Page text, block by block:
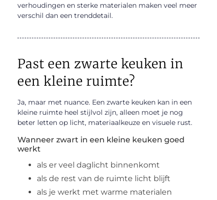
verhoudingen en sterke materialen maken veel meer
verschil dan een trenddetail.
Past een zwarte keuken in
een kleine ruimte?
Ja, maar met nuance. Een zwarte keuken kan in een
kleine ruimte heel stijlvol zijn, alleen moet je nog
beter letten op licht, materiaalkeuze en visuele rust.
Wanneer zwart in een kleine keuken goed
werkt
als er veel daglicht binnenkomt
als de rest van de ruimte licht blijft
als je werkt met warme materialen